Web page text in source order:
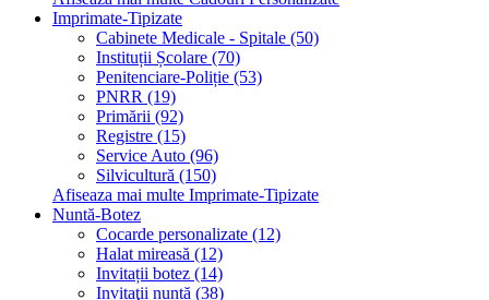
Imprimate-Tipizate
Cabinete Medicale - Spitale (50)
Instituții Școlare (70)
Penitenciare-Poliție (53)
PNRR (19)
Primării (92)
Registre (15)
Service Auto (96)
Silvicultură (150)
Afiseaza mai multe Imprimate-Tipizate
Nuntă-Botez
Cocarde personalizate (12)
Halat mireasă (12)
Invitații botez (14)
Invitaţii nuntă (38)